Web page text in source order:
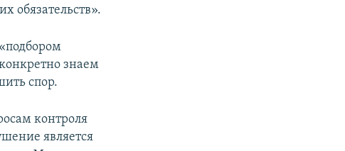
обязательств».
знаем
спор.
контроля
является